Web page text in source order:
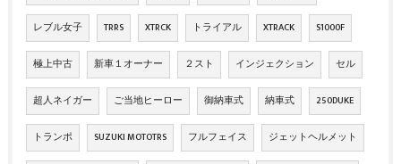
レブル女子 TRRS XTRCK トライアル XTRACK S1000F
極上中古 新車１オーナー ２スト インジェクション セル
超人ネイガー ご当地ヒーロー 御納車式 納車式 250DUKE
トランポ SUZUKI MOTOTRS フルフェイス ジェットヘルメット